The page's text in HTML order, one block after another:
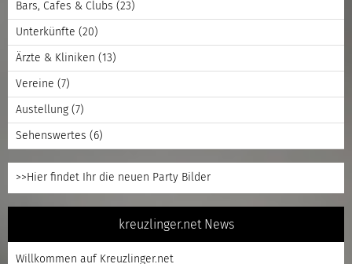
Bars, Cafes & Clubs (23)
Unterkünfte (20)
Ärzte & Kliniken (13)
Vereine (7)
Austellung (7)
Sehenswertes (6)
>>Hier findet Ihr die neuen Party Bilder
kreuzlinger.net News
Willkommen auf Kreuzlinger.net